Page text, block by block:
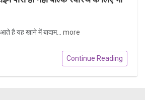
है यह खाने में बादाम... more
Continue Reading